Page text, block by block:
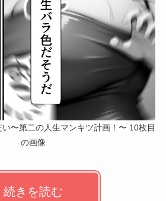
〜第二の人生マンキツ計画！〜 10枚目
の画像
続きを読む